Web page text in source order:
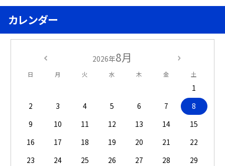
カレンダー
2026年8月
日 月 火 水 木 金 土
1
2
3 4 5 6 7
8
9
10 11 12 13 14
15
16
17 18 19 20 21
22
23
24 25 26 27 28
29